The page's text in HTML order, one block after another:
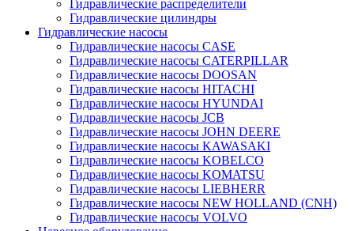
Гидравлические распределители
Гидравлические цилиндры
Гидравлические насосы
Гидравлические насосы CASE
Гидравлические насосы CATERPILLAR
Гидравлические насосы DOOSAN
Гидравлические насосы HITACHI
Гидравлические насосы HYUNDAI
Гидравлические насосы JCB
Гидравлические насосы JOHN DEERE
Гидравлические насосы KAWASAKI
Гидравлические насосы KOBELCO
Гидравлические насосы KOMATSU
Гидравлические насосы LIEBHERR
Гидравлические насосы NEW HOLLAND (CNH)
Гидравлические насосы VOLVO